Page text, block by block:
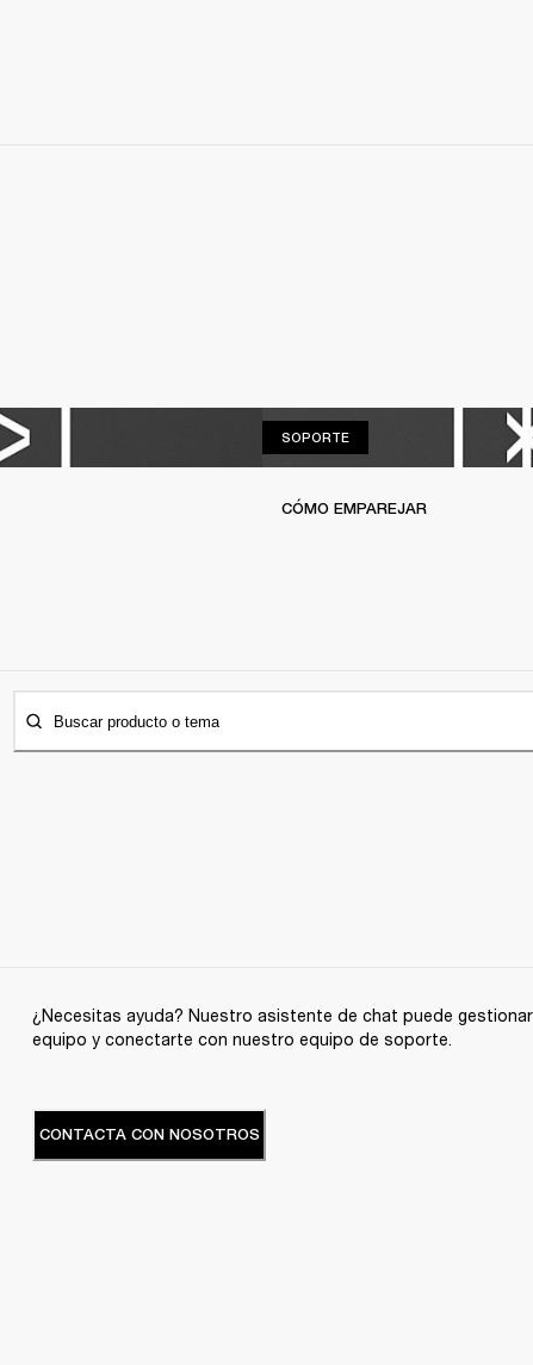
SOPORTESOPORTE
CÓMO EMPAREJAR
Buscar producto o tema
¿Necesitas ayuda? Nuestro asistente de chat puede
equipo y conectarte con nuestro equipo de soporte.
CONTACTA CON NOSOTROS